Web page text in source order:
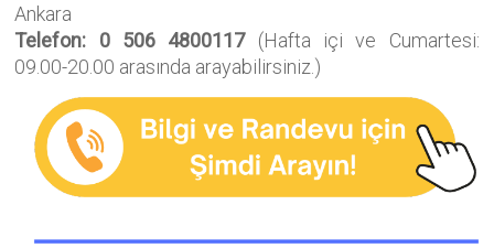
Ankara
Telefon: 0 506 4800117(Hafta içi ve Cumartesi:
09.00-20.00 arasında arayabilirsiniz.)